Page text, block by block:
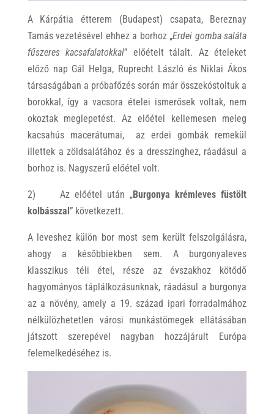
A Kárpátia étterem (Budapest) csapata, Bereznay
Tamás vezetésével ehhez a borhoz „Erdei gomba saláta
fűszeres kacsafalatokkal” előételt tálalt. Az ételeket
előző nap Gál Helga, Ruprecht László és Niklai Ákos
társaságában a próbafőzés során már összekóstoltuk a
borokkal, így a vacsora ételei ismerősek voltak, nem
okoztak meglepetést. Az előétel kellemesen meleg
kacsahús macerátumai, az erdei gombák remekül
illettek a zöldsalátához és a dresszinghez, ráadásul a
borhoz is. Nagyszerű előétel volt.
2) Az előétel után „Burgonya krémleves füstölt
kolbásszal” következett.
A leveshez külön bor most sem került felszolgálásra,
ahogy a későbbiekben sem. A burgonyaleves
klasszikus téli étel, része az évszakhoz kötődő
hagyományos táplálkozásunknak, ráadásul a burgonya
az a növény, amely a 19. század ipari forradalmához
nélkülözhetetlen városi munkástömegek ellátásában
játszott szerepével nagyban hozzájárult Európa
felemelkedéséhez is.